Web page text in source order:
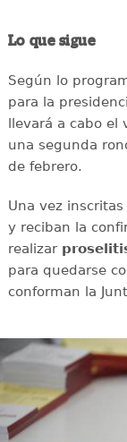
Lo que sigue
Según lo
para la
llevará a cabo el
una segunda
de febrero.
Una vez
y reciban la
realizar
para quedarse
conforman la